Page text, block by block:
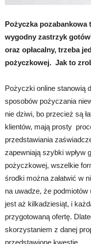
Pożyczka
wygodny zastrzyk
oraz opłacalny, trzeba
pożyczkowej. Jak to
Pożyczki online stanowią
sposobów pożyczania
nie dziwi, bo przecież są
klientów, mają prosty
przedstawiania
zapewniają szybki wpływ
pożyczkowej, wszelkie
środki można załatwić w
na uwadze, że
jest aż kilkadziesiąt, i
przygotowaną ofertę.
skorzystaniem z danej
przedstawione kwestie.